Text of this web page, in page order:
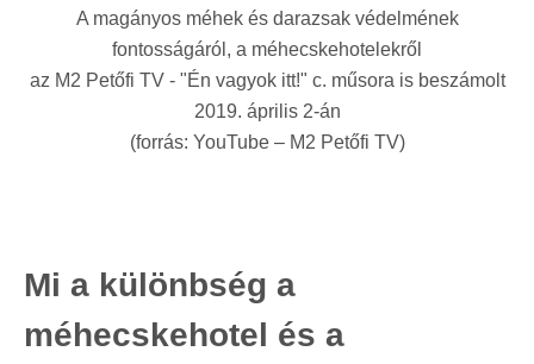
A magányos méhek és darazsak védelmének
fontosságáról, a méhecskehotelekről
az M2 Petőfi TV - "Én vagyok itt!" c. műsora is beszámolt
2019. április 2-án
(forrás: YouTube – M2 Petőfi TV)
Mi a különbség a
méhecskehotel és a